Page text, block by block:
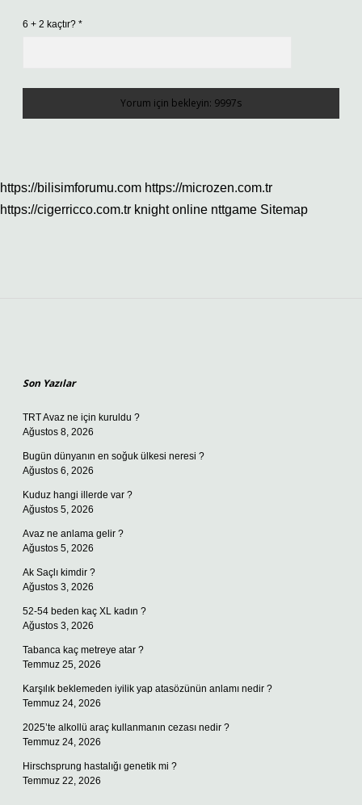
6 + 2 kaçtır? *
https://bilisimforumu.com https://microzen.com.tr
https://cigerricco.com.tr knight online nttgame Sitemap
Son Yazılar
TRT Avaz ne için kuruldu ?
Ağustos 8, 2026
Bugün dünyanın en soğuk ülkesi neresi ?
Ağustos 6, 2026
Kuduz hangi illerde var ?
Ağustos 5, 2026
Avaz ne anlama gelir ?
Ağustos 5, 2026
Ak Saçlı kimdir ?
Ağustos 3, 2026
52-54 beden kaç XL kadın ?
Ağustos 3, 2026
Tabanca kaç metreye atar ?
Temmuz 25, 2026
Karşılık beklemeden iyilik yap atasözünün anlamı nedir ?
Temmuz 24, 2026
2025’te alkollü araç kullanmanın cezası nedir ?
Temmuz 24, 2026
Hirschsprung hastalığı genetik mi ?
Temmuz 22, 2026